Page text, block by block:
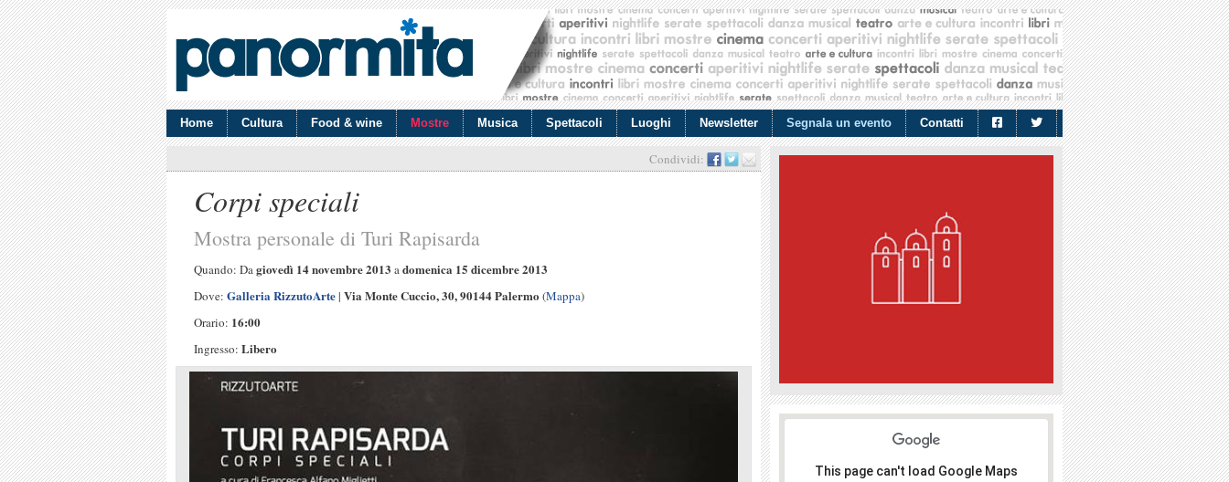
Home Cultura Food & wine Mostre Musica Spettacoli Luoghi Newsletter Segnala un evento Contatti
Condividi:
Corpi speciali
Mostra personale di Turi Rapisarda
Quando: Dagiovedì 14 novembre 2013 adomenica 15 dicembre 2013
Dove: Galleria RizzutoArte| Via Monte Cuccio, 30, 90144 Palermo (Mappa)
Orario: 16:00
Ingresso: Libero
This page can't load Google Maps